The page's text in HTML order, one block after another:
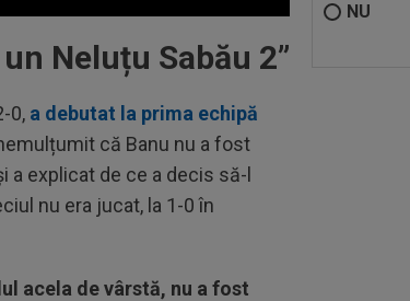
Neluțu Sabău 2”
0, a debutat la prima echipă
că Banu nu a fost
a explicat de ce a decis să-l
nu era jucat, la 1-0 în
acela de vârstă, nu a fost
NU